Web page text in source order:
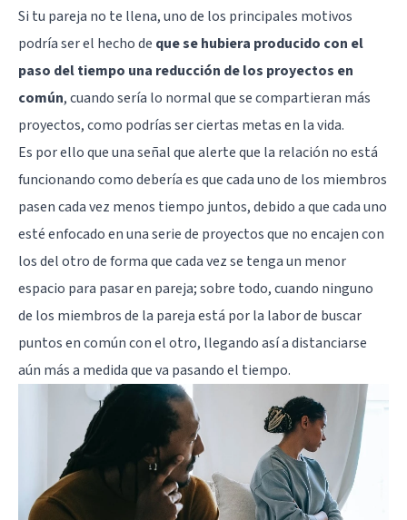
Si tu pareja no te llena, uno de los principales motivos
podría ser el hecho de que se hubiera producido con el
paso del tiempo una reducción de los proyectos en
común, cuando sería lo normal que se compartieran más
proyectos, como podrías ser ciertas metas en la vida.
Es por ello que una señal que alerte que la relación no está
funcionando como debería es que cada uno de los miembros
pasen cada vez menos tiempo juntos, debido a que cada uno
esté enfocado en una serie de proyectos que no encajen con
los del otro de forma que cada vez se tenga un menor
espacio para pasar en pareja; sobre todo, cuando ninguno
de los miembros de la pareja está por la labor de buscar
puntos en común con el otro, llegando así a distanciarse
aún más a medida que va pasando el tiempo.